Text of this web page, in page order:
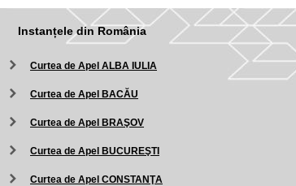
Instanțele din România
Curtea de Apel ALBA IULIA
Curtea de Apel BACĂU
Curtea de Apel BRAŞOV
Curtea de Apel BUCUREŞTI
Curtea de Apel CONSTANŢA